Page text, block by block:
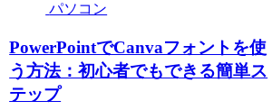
パソコン
PowerPointでCanvaフォントを使
う方法：初心者でもできる簡単ス
テップ